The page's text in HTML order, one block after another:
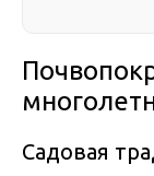
Садовая